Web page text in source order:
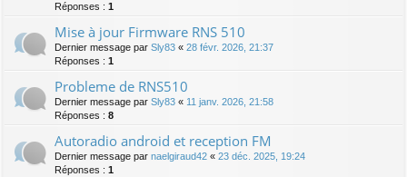
Réponses : 1
Mise à jour Firmware RNS 510
Dernier message par Sly83 « 28 févr. 2026, 21:37
Réponses : 1
Probleme de RNS510
Dernier message par Sly83 « 11 janv. 2026, 21:58
Réponses : 8
Autoradio android et reception FM
Dernier message par naelgiraud42 « 23 déc. 2025, 19:24
Réponses : 1